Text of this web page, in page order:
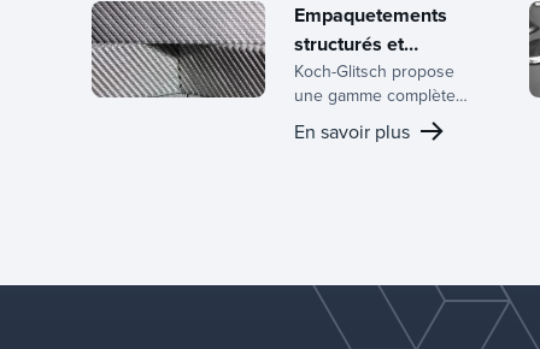
Empaquetements
structurés et
aléatoires
Koch-Glitsch propose
une gamme complète
d’emballages
structurés et aléatoires,
une équipe de R&D
dédiée.
En savoir plus